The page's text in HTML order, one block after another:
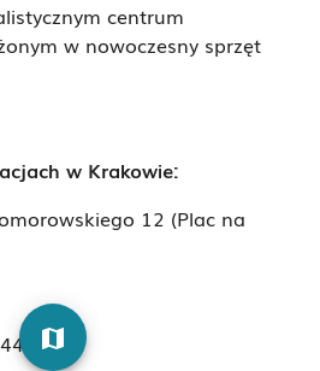
centrum
w nowoczesny sprzęt
w Krakowie:
12 (Plac na
map